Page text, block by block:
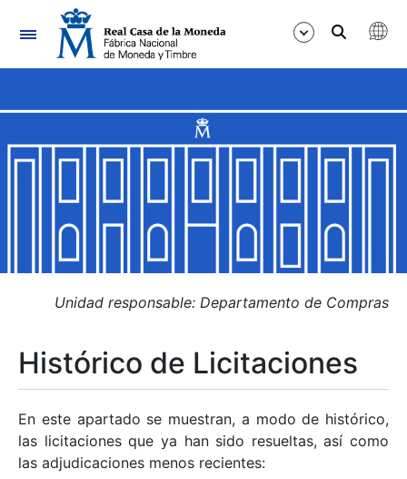
Navegación
Mostrar/Ocultar
Mostrar/Ocultar
Mostrar/Ocultar
Mostrar/Ocultar
Mostrar/Ocultar
Unidad responsable: Departamento de Compras
Histórico de Licitaciones
En este apartado se muestran, a modo de histórico,
las licitaciones que ya han sido resueltas, así como
las adjudicaciones menos recientes: